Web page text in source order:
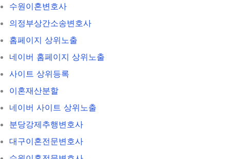
수원이혼변호사
의정부상간소송변호사
홈페이지 상위노출
네이버 홈페이지 상위노출
사이트 상위등록
이혼재산분할
네이버 사이트 상위노출
분당강제추행변호사
대구이혼전문변호사